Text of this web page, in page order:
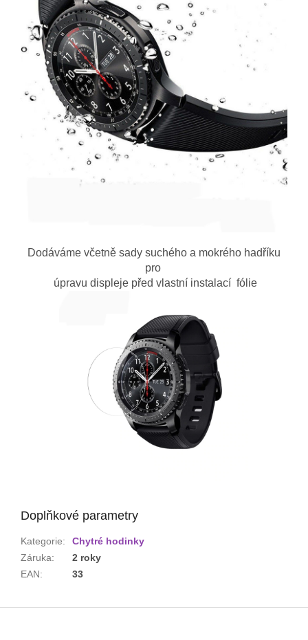
Dodáváme včetně sady suchého a mokrého hadříku
pro
úpravu displeje před vlastní instalací fólie
Doplňkové parametry
Kategorie:
Chytré hodinky
Záruka:
2 roky
EAN: 33